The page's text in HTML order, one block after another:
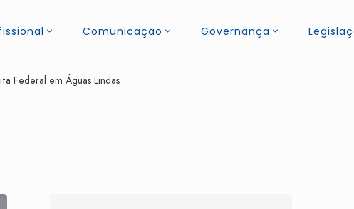
Comunicação Governança
Federal em Águas Lindas